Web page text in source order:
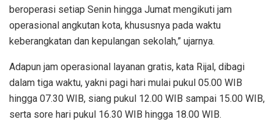
beroperasi setiap Senin hingga Jumat mengikuti jam
operasional angkutan kota, khususnya pada waktu
keberangkatan dan kepulangan sekolah,” ujarnya.
Adapun jam operasional layanan gratis, kata Rijal, dibagi
dalam tiga waktu, yakni pagi hari mulai pukul 05.00 WIB
hingga 07.30 WIB, siang pukul 12.00 WIB sampai 15.00 WIB,
serta sore hari pukul 16.30 WIB hingga 18.00 WIB.